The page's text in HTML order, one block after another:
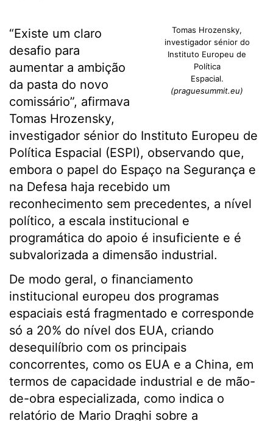
Tomas Hrozensky,
investigador sénior do
Instituto Europeu de
Política
Espacial.
(praguesummit.eu)
“Existe um claro
desafio para
aumentar a ambição
da pasta do novo
comissário”, afirmava
Tomas Hrozensky,
investigador sénior do Instituto Europeu de
Política Espacial (ESPI), observando que,
embora o papel do Espaço na Segurança e
na Defesa haja recebido um
reconhecimento sem precedentes, a nível
político, a escala institucional e
programática do apoio é insuficiente e é
subvalorizada a dimensão industrial.
De modo geral, o financiamento
institucional europeu dos programas
espaciais está fragmentado e corresponde
só a 20% do nível dos EUA, criando
desequilíbrio com os principais
concorrentes, como os EUA e a China, em
termos de capacidade industrial e de mão-
de-obra especializada, como indica o
relatório de Mario Draghi sobre a